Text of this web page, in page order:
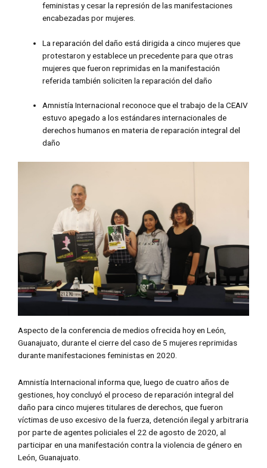
feministas y cesar la represión de las manifestaciones
encabezadas por mujeres.
La reparación del daño está dirigida a cinco mujeres que
protestaron y establece un precedente para que otras
mujeres que fueron reprimidas en la manifestación
referida también soliciten la reparación del daño
Amnistía Internacional reconoce que el trabajo de la CEAIV
estuvo apegado a los estándares internacionales de
derechos humanos en materia de reparación integral del
daño
Aspecto de la conferencia de medios ofrecida hoy en León,
Guanajuato, durante el cierre del caso de 5 mujeres reprimidas
durante manifestaciones feministas en 2020.
Amnistía Internacional informa que, luego de cuatro años de
gestiones, hoy concluyó el proceso de reparación integral del
daño para cinco mujeres titulares de derechos, que fueron
víctimas de uso excesivo de la fuerza, detención ilegal y arbitraria
por parte de agentes policiales el 22 de agosto de 2020, al
participar en una manifestación contra la violencia de género en
León, Guanajuato.